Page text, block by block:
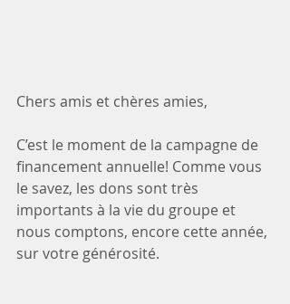
Chers amis et chères amies,
C’est le moment de la campagne de
financement annuelle! Comme vous
le savez, les dons sont très
importants à la vie du groupe et
nous comptons, encore cette année,
sur votre générosité.